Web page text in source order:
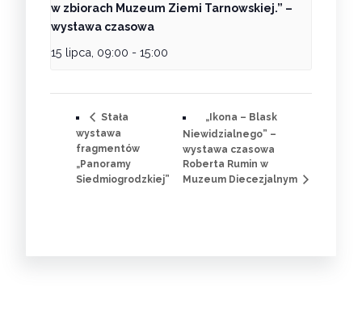
w zbiorach Muzeum Ziemi Tarnowskiej.” –
wystawa czasowa
15 lipca, 09:00 - 15:00
Stała
wystawa
fragmentów
„Panoramy
Siedmiogrodzkiej”
„Ikona – Blask
Niewidzialnego” –
wystawa czasowa
Roberta Rumin w
Muzeum Diecezjalnym